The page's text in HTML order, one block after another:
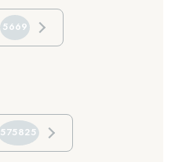
5669
575825